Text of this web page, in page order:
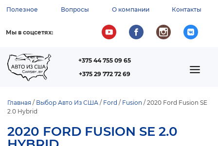
содержанию
ВСПОМОГАТЕЛЬНОЕ
МЕНЮ
Полезное Вопросы О компании Контакты
Мы в соцсетях:
+375 44 755 09 65
+375 29 772 72 69
СТРОКА
НАВИГАЦИИ
Главная Выбор Авто Из США Ford Fusion 2020 Ford Fusion SE
2.0 Hybrid
2020 FORD FUSION SE 2.0